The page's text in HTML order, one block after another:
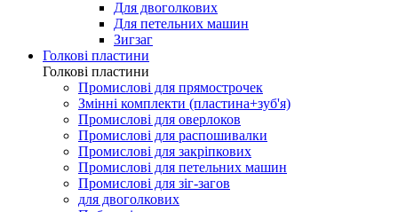
Для двоголкових
Для петельних машин
Зигзаг
Голкові пластини
Голкові пластини
Промислові для прямострочек
Змінні комплекти (пластина+зуб'я)
Промислові для оверлоков
Промислові для распошивалки
Промислові для закріпкових
Промислові для петельних машин
Промислові для зіг-загов
для двоголкових